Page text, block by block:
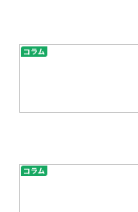
コラム
コラム